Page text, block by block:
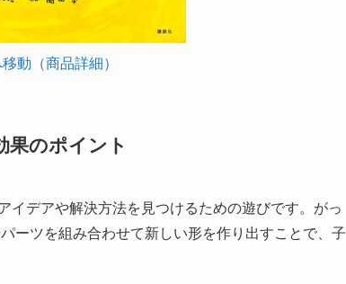
動（商品詳細）
果のポイント
イデアや解決方法を見つけるための遊びです。がっ
ーツを組み合わせて新しい形を作り出すことで、子